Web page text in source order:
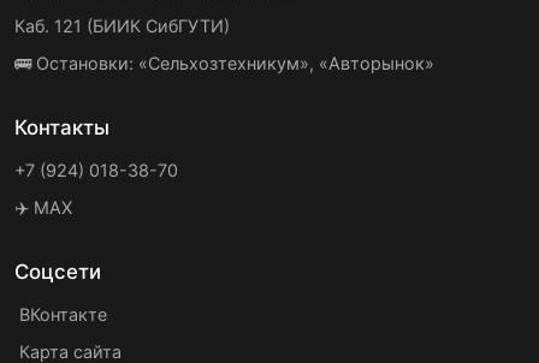
Каб. 121 (БИИК СибГУТИ)
🚌 Остановки: «Сельхозтехникум», «Авторынок»
Контакты
+7 (924) 018-38-70
✈️ MAX
Соцсети
ВКонтакте
Карта сайта